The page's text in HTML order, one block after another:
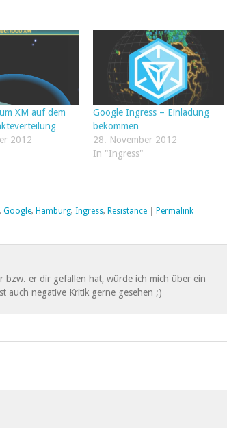
XM auf dem
2012
Google Ingress – Einladung
bekommen
28. November 2012
In "Ingress"
, Google, Hamburg, Ingress, Resistance Permalink
bzw. er dir gefallen hat, würde ich mich über ein
auch negative Kritik gerne gesehen ;)